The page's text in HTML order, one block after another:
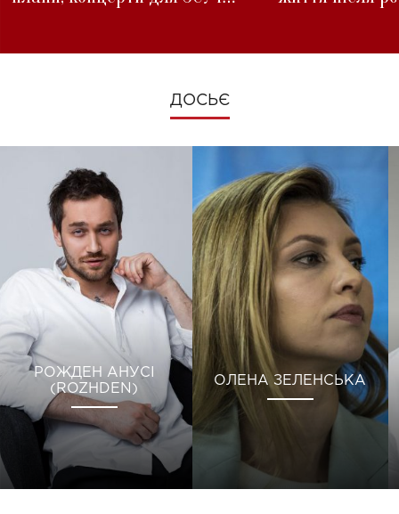
ДОСЬЄ
РОЖДЕН АНУСІ
(ROZHDEN)
ОЛЕНА ЗЕЛЕНСЬКА